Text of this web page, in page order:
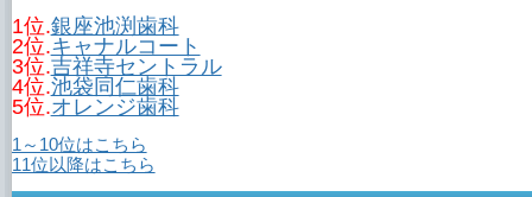
1位.銀座池渕歯科
2位.キャナルコート
3位.吉祥寺セントラル
4位.池袋同仁歯科
5位.オレンジ歯科
1～10位はこちら
11位以降はこちら